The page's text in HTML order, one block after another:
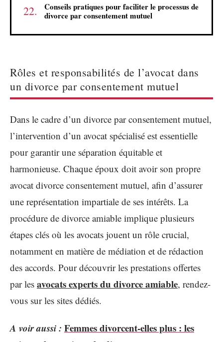
Conseils pratiques pour faciliter le processus de
divorce par consentement mutuel
Rôles et responsabilités de l’avocat dans
un divorce par consentement mutuel
Dans le cadre d’un divorce par consentement mutuel,
l’intervention d’un avocat spécialisé est essentielle
pour garantir une séparation équitable et
harmonieuse. Chaque époux doit avoir son propre
avocat divorce consentement mutuel, afin d’assurer
une représentation impartiale de ses intérêts. La
procédure de divorce amiable implique plusieurs
étapes clés où les avocats jouent un rôle crucial,
notamment en matière de médiation et de rédaction
des accords. Pour découvrir les prestations offertes
par les avocats experts du divorce amiable, rendez-
vous sur les sites dédiés.
A voir aussi : Femmes divorcent-elles plus : les